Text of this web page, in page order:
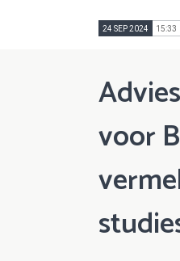
24 SEP 2024 15:33
voor